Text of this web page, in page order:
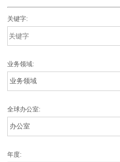
关键字:
业务领域:
全球办公室:
年度: